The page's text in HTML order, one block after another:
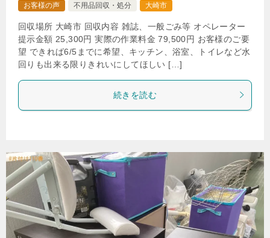
お客様の声
不用品回収・処分 大崎市
回収場所 大崎市 回収内容 雑誌、一般ごみ等 オペレーター
提示金額 25,300円 実際の作業料金 79,500円 お客様のご要
望 できれば6/5までに希望、キッチン、浴室、トイレなど水
回りも出来る限りきれいにしてほしい […]
続きを読む